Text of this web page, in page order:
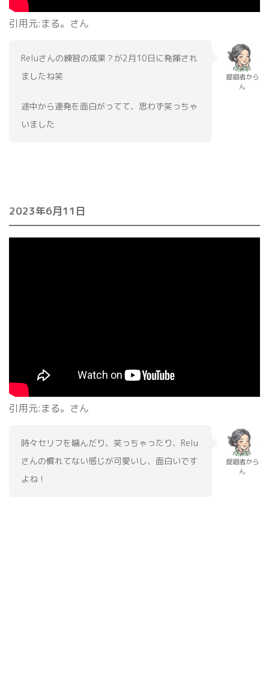
引用元:まる。さん
Reluさんの練習の成果？が2月10日に発揮され
ましたね笑
途中から連発を面白がってて、思わず笑っちゃ
いました
提唱者から
ん
2023年6月11日
引用元:まる。さん
時々セリフを噛んだり、笑っちゃったり、Relu
さんの慣れてない感じが可愛いし、面白いです
よね！
提唱者から
ん